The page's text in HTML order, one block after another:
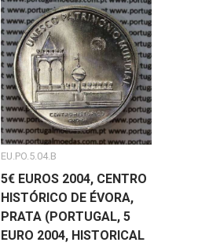
EU.PO.5.04.B
5€ EUROS 2004, CENTRO
HISTÓRICO DE ÉVORA,
PRATA (PORTUGAL, 5
EURO 2004, HISTORICAL